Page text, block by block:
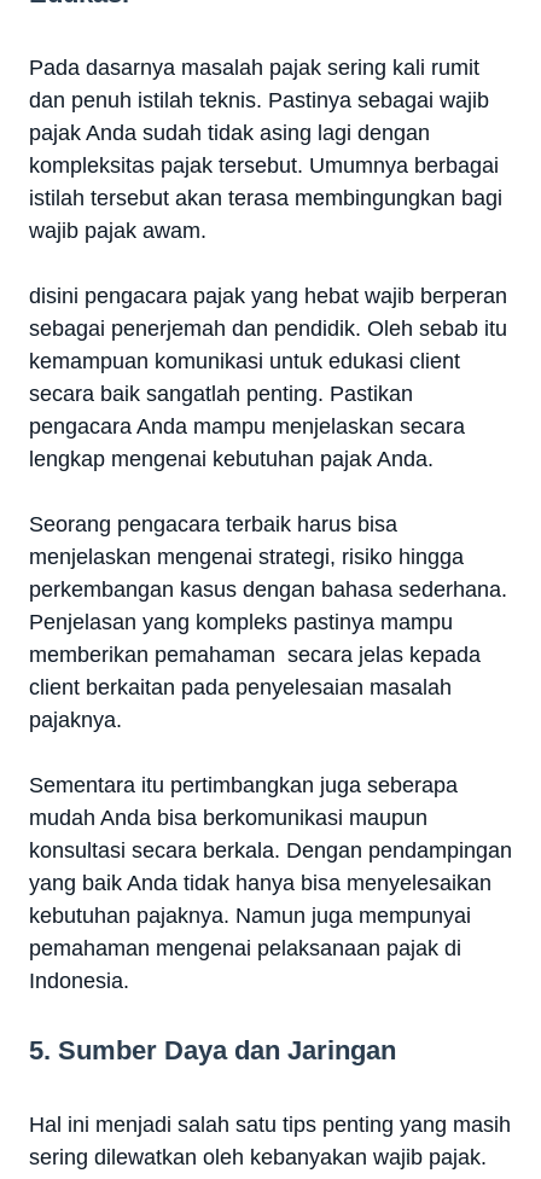
Pada dasarnya masalah pajak sering kali rumit
dan penuh istilah teknis. Pastinya sebagai wajib
pajak Anda sudah tidak asing lagi dengan
kompleksitas pajak tersebut. Umumnya berbagai
istilah tersebut akan terasa membingungkan bagi
wajib pajak awam.
disini pengacara pajak yang hebat wajib berperan
sebagai penerjemah dan pendidik. Oleh sebab itu
kemampuan komunikasi untuk edukasi client
secara baik sangatlah penting. Pastikan
pengacara Anda mampu menjelaskan secara
lengkap mengenai kebutuhan pajak Anda.
Seorang pengacara terbaik harus bisa
menjelaskan mengenai strategi, risiko hingga
perkembangan kasus dengan bahasa sederhana.
Penjelasan yang kompleks pastinya mampu
memberikan pemahaman secara jelas kepada
client berkaitan pada penyelesaian masalah
pajaknya.
Sementara itu pertimbangkan juga seberapa
mudah Anda bisa berkomunikasi maupun
konsultasi secara berkala. Dengan pendampingan
yang baik Anda tidak hanya bisa menyelesaikan
kebutuhan pajaknya. Namun juga mempunyai
pemahaman mengenai pelaksanaan pajak di
Indonesia.
5. Sumber Daya dan Jaringan
Hal ini menjadi salah satu tips penting yang masih
sering dilewatkan oleh kebanyakan wajib pajak.